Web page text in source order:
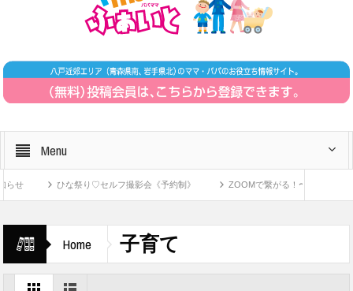
Menu
ひな祭り♡セルフ撮影会《予約制》 ZOOMで繋がる！〜11月15日「感情
Home 子育て